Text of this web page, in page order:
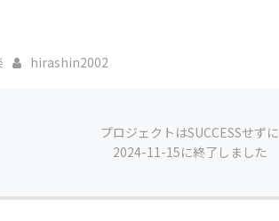
hirashin2002
プロジェクトはSUCCESSせずに
2024-11-15に終了しました